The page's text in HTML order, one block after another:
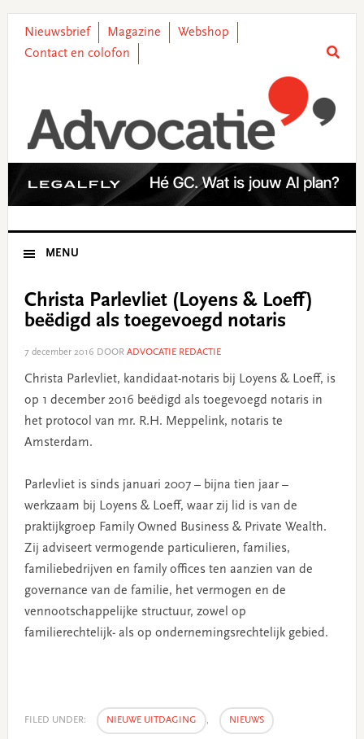
primary
main
primary
footer
Nieuwsbrief Magazine
Webshop
Contact en colofon
MENU
Christa Parlevliet (Loyens & Loeff)
beëdigd als toegevoegd notaris
7 december 2016 DOOR ADVOCATIE REDACTIE
Christa Parlevliet, kandidaat-notaris bij Loyens & Loeff, is
op 1 december 2016 beëdigd als toegevoegd notaris in
het protocol van mr. R.H. Meppelink, notaris te
Amsterdam.
Parlevliet is sinds januari 2007 – bijna tien jaar –
werkzaam bij Loyens & Loeff, waar zij lid is van de
praktijkgroep Family Owned Business & Private Wealth.
Zij adviseert vermogende particulieren, families,
familiebedrijven en family offices ten aanzien van de
governance van de familie, het vermogen en de
vennootschappelijke structuur, zowel op
familierechtelijk- als op ondernemingsrechtelijk gebied.
FILED UNDER: NIEUWE UITDAGING , NIEUWS